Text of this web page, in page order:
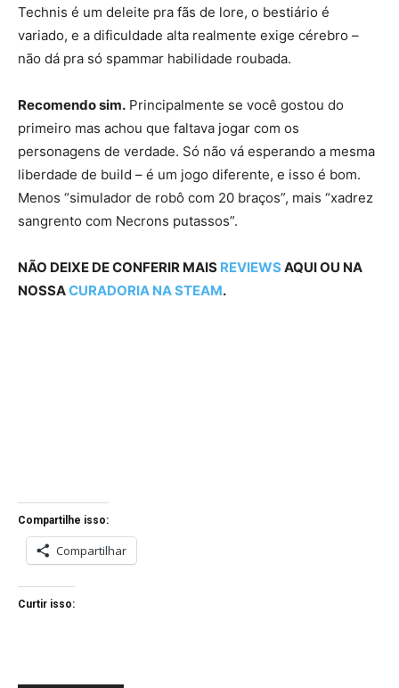
Technis é um deleite pra fãs de lore, o bestiário é
variado, e a dificuldade alta realmente exige cérebro –
não dá pra só spammar habilidade roubada.
Recomendo sim. Principalmente se você gostou do
primeiro mas achou que faltava jogar com os
personagens de verdade. Só não vá esperando a mesma
liberdade de build – é um jogo diferente, e isso é bom.
Menos “simulador de robô com 20 braços”, mais “xadrez
sangrento com Necrons putassos”.
NÃO DEIXE DE CONFERIR MAIS REVIEWS AQUI OU NA
NOSSACURADORIA NA STEAM.
Compartilhe isso:
Compartilhar
Curtir isso: